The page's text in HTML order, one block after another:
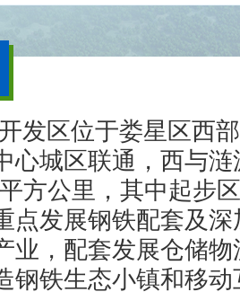
发区位于娄星区西
心城区联通，西与
方公里，其中起步
点发展钢铁配套及
业，配套发展仓储
钢铁生态小镇和移